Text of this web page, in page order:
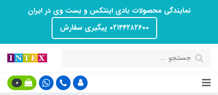
نمایندگی محصولات بادی اینتکس و بست وی در ایران
۰۲۱۴۴۲۸۲۶۰۰ پیگیری سفارش
0